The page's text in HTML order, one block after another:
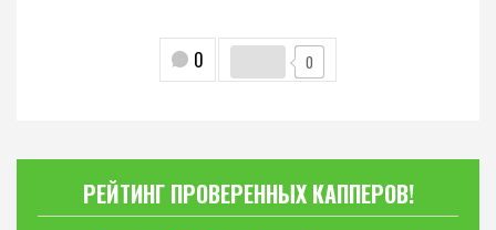
0 0
РЕЙТИНГ ПРОВЕРЕННЫХ КАППЕРОВ!